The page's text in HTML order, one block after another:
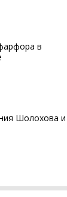
в
Шолохова и